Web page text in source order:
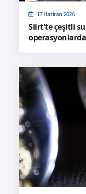
17 Haziran 2026
Siirt'te çeşitli